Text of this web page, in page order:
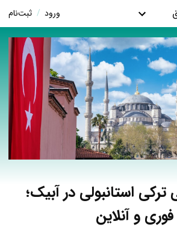
ورود / ثبت‌نام
استانبولی در آبیک؛
فوری و آنلاین